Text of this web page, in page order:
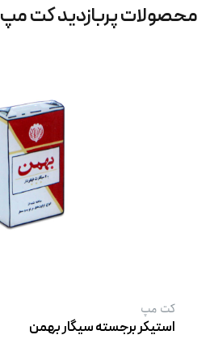
محصولات پربازدید کت‌ مپ
کت‌ مپ
استیکر برجسته سیگار بهمن